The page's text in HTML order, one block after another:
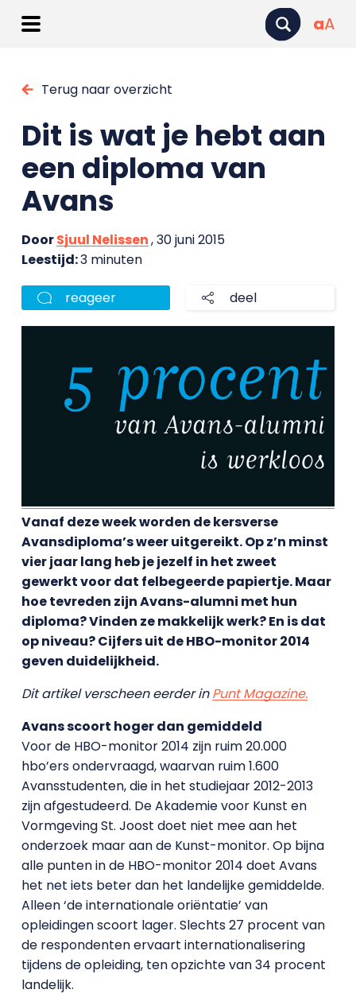
aA
Terug naar overzicht
Dit is wat je hebt aan
een diploma van
Avans
DoorSjuul Nelissen, 30 juni 2015
Leestijd:3 minuten
reageer deel
Vanaf deze week worden de kersverse
Avansdiploma’s weer uitgereikt. Op z’n minst
vier jaar lang heb je jezelf in het zweet
gewerkt voor dat felbegeerde papiertje. Maar
hoe tevreden zijn Avans-alumni met hun
diploma? Vinden ze makkelijk werk? En is dat
op niveau? Cijfers uit de HBO-monitor 2014
geven duidelijkheid.
Dit artikel verscheen eerder inPunt Magazine.
Avans scoort hoger dan gemiddeld
Voor de HBO-monitor 2014 zijn ruim 20.000
hbo’ers ondervraagd, waarvan ruim 1.600
Avansstudenten, die in het studiejaar 2012-2013
zijn afgestudeerd. De Akademie voor Kunst en
Vormgeving St. Joost doet niet mee aan het
onderzoek maar aan de Kunst-monitor. Op bijna
alle punten in de HBO-monitor 2014 doet Avans
het net iets beter dan het landelijke gemiddelde.
Alleen ‘de internationale oriëntatie’ van
opleidingen scoort lager. Slechts 27 procent van
de respondenten ervaart internationalisering
tijdens de opleiding, ten opzichte van 34 procent
landelijk.